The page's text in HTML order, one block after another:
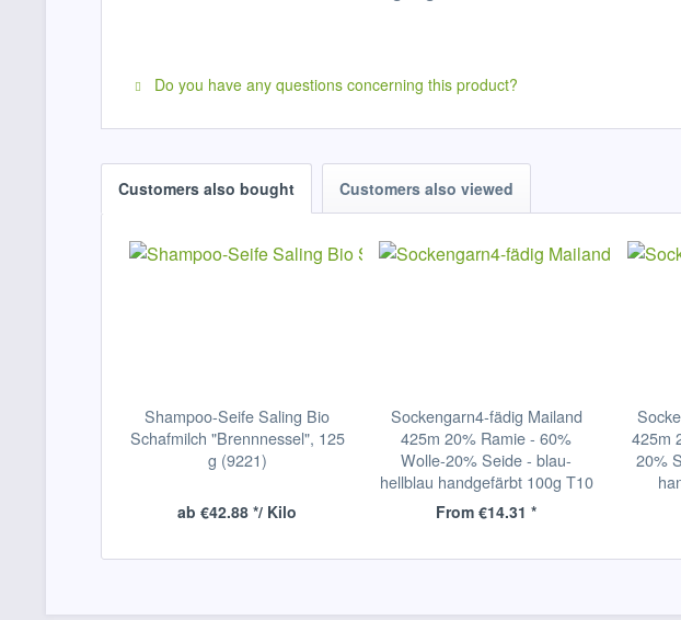
Do you have any questions concerning this product?
Customers also bought Customers also viewed
Shampoo-Seife Saling Bio
Schafmilch "Brennnessel", 125
g (9221)
ab €42.88 */ Kilo
Sockengarn4-fädig Mailand
425m 20% Ramie - 60%
Wolle-20% Seide - blau-
hellblau handgefärbt 100g T10
From €14.31 *
425m
20%